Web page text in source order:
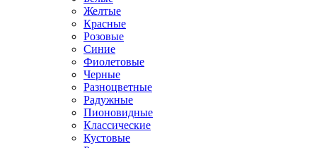
Желтые
Красные
Розовые
Синие
Фиолетовые
Черные
Разноцветные
Радужные
Пионовидные
Классические
Кустовые